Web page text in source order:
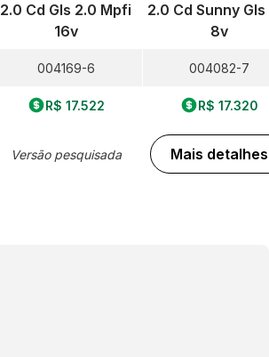
2.0 Cd Gls 2.0 Mpfi
16v
004169-6
R$ 17.522
Versão pesquisada
2.0 Cd Sunny
8v
004082-7
R$ 17.320
Mais detalhes